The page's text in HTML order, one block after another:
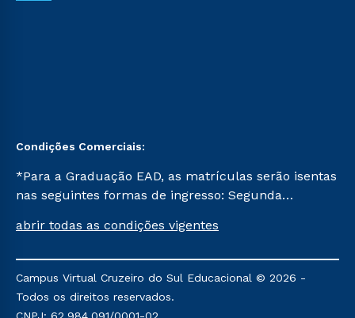
Condições Comerciais:
*Para a Graduação EAD, as matrículas serão isentas
nas seguintes formas de ingresso: Segunda
Já para as demais, a taxa de matrícula será de R$
mencionadas são referentes aos cursos: Ensino
Religioso, Geografia para a Docência e Metodologia
do Ensino de História: Questões Atuais.
abrir todas as condições vigentes
Campus Virtual Cruzeiro do Sul Educacional © 2026 -
Todos os direitos reservados.